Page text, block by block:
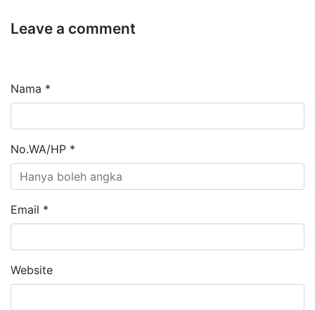
Leave a comment
Nama *
No.WA/HP *
Email *
Website